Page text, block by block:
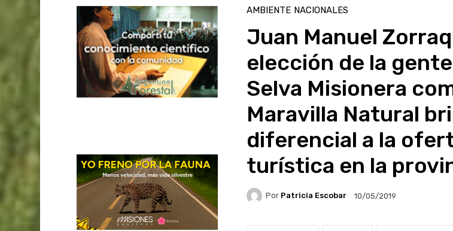
AMBIENTE NACIONALES
Juan Manuel
elección de la
Selva Misionera
Maravilla Natural
diferencial a la
turística en la
Por Patricia Escobar 10/05/2019